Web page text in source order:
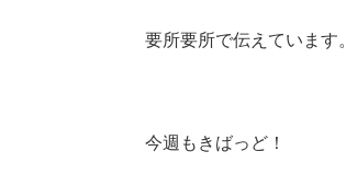
要所要所で伝えています。
今週もきばっど！